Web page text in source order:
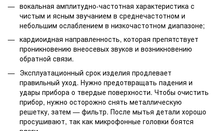
вокальная амплитудно-частотная характеристика с
чистым и ясным звучанием в среднечастотном и
небольшим ослаблением в низкочастотном диапазоне;
кардиоидная направленность, которая препятствует
проникновению внеосевых звуков и возникновению
обратной связи.
Эксплуатационный срок изделия продлевает
правильный уход. Нужно предотвращать падения и
удары прибора о твердые поверхности. Чтобы очистить
прибор, нужно осторожно снять металлическую
решетку, затем — фильтр. После мытья детали хорошо
просушивают, так как микрофонные головки боятся